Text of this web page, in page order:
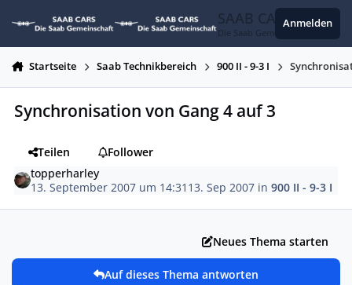
SAAB CARS
Die Saab Gemeinschaft
Anmelden
Startseite Saab Technikbereich 900 II - 9-3 I
Synchronisation von Gang 4 auf 3
Teilen
Follower
topperharley
13. September 2007 um 14:31 13. Sep 2007 in900 II - 9-3 I
Neues Thema starten
Auf dieses Thema antworten